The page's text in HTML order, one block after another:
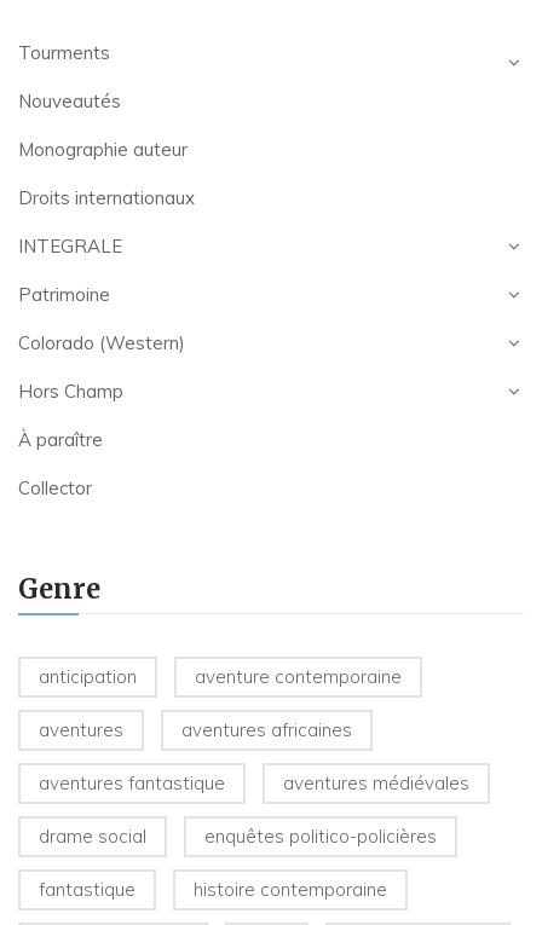
Tourments
Nouveautés
Monographie auteur
Droits internationaux
INTEGRALE
Patrimoine
Colorado (Western)
Hors Champ
À paraître
Collector
Genre
anticipation aventure contemporaine
aventures aventures africaines
aventures fantastique aventures médiévales
drame social enquêtes politico-policières
fantastique histoire contemporaine